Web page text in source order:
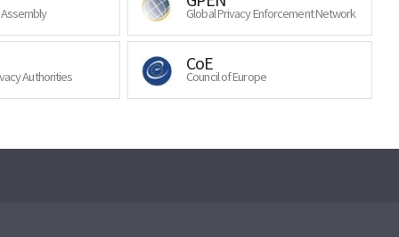
Global Privacy Enforcement Network
Authorities
CoE
Council of Europe